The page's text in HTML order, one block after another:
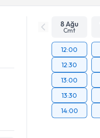
8 Ağu
Cmt
12:00
12:30
13:00
13:30
14:00